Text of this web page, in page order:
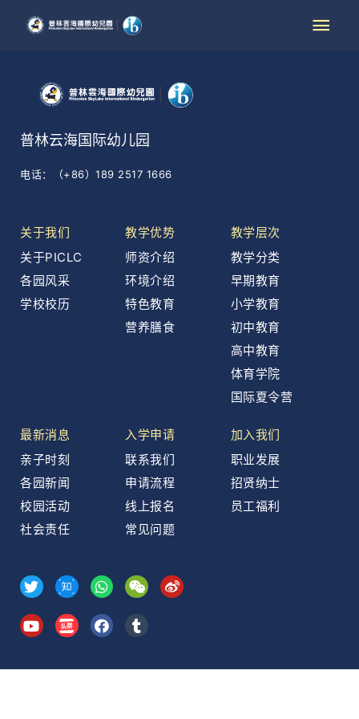
普林云海国际幼儿园
电话：（+86）189 2517 1666
关于我们
关于PICLC
各园风采
学校校历
教学优势
师资介绍
环境介绍
特色教育
营养膳食
教学层次
教学分类
早期教育
小学教育
初中教育
高中教育
体育学院
国际夏令营
最新消息
亲子时刻
各园新闻
校园活动
社会责任
入学申请
联系我们
申请流程
线上报名
常见问题
加入我们
职业发展
招贤纳士
员工福利